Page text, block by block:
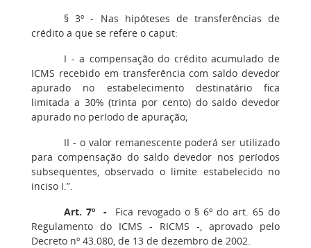
§ 3º - Nas hipóteses de transferências de
crédito a que se refere o caput:
I - a compensação do crédito acumulado de
ICMS recebido em transferência com saldo devedor
apurado no estabelecimento destinatário fica
limitada a 30% (trinta por cento) do saldo devedor
apurado no período de apuração;
II - o valor remanescente poderá ser utilizado
para compensação do saldo devedor nos períodos
subsequentes, observado o limite estabelecido no
inciso I.”.
Art. 7º - Fica revogado o § 6º do art. 65 do
Regulamento do ICMS - RICMS -, aprovado pelo
Decreto nº 43.080, de 13 de dezembro de 2002.